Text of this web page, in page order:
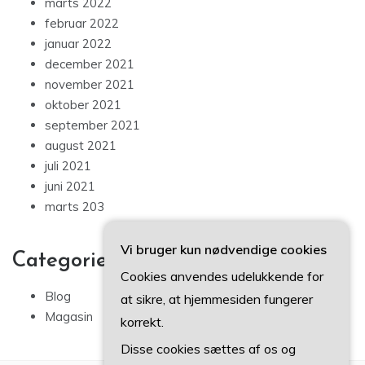
februar 2022
januar 2022
december 2021
november 2021
oktober 2021
september 2021
august 2021
juli 2021
juni 2021
marts 203
Categories
Blog
Magasin
Vi bruger kun nødvendige cookies
Cookies anvendes udelukkende for
at sikre, at hjemmesiden fungerer
korrekt.
Disse cookies sættes af os og